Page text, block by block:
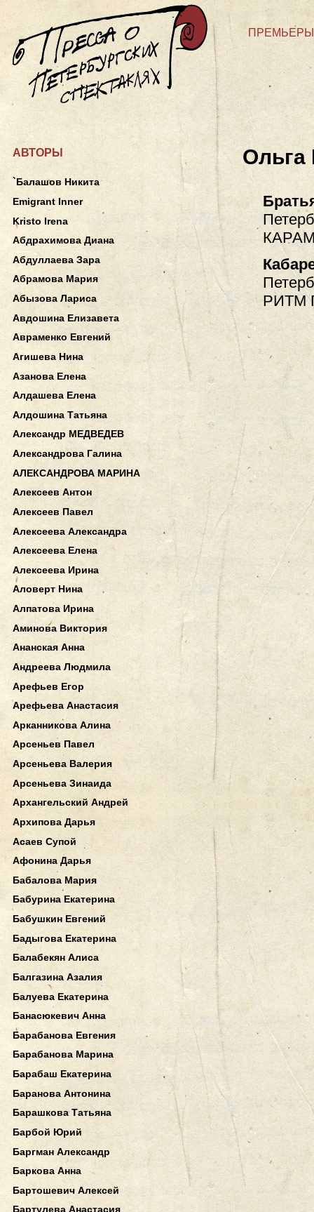
ПРЕМЬЕРЫ
Ольга
РИТМ
АВТОРЫ
`Балашов Никита
Emigrant Inner
Kristo Irena
Абдрахимова Диана
Абдуллаева Зара
Абрамова Мария
Абызова Лариса
Авдошина Елизавета
Авраменко Евгений
Агишева Нина
Азанова Елена
Алдашева Елена
Алдошина Татьяна
Александр МЕДВЕДЕВ
Александрова Галина
АЛЕКСАНДРОВА МАРИНА
Алексеев Антон
Алексеев Павел
Алексеева Александра
Алексеева Елена
Алексеева Ирина
Аловерт Нина
Алпатова Ирина
Аминова Виктория
Ананская Анна
Андреева Людмила
Арефьев Егор
Арефьева Анастасия
Арканникова Алина
Арсеньев Павел
Арсеньева Валерия
Арсеньева Зинаида
Архангельский Андрей
Архипова Дарья
Асаев Супой
Афонина Дарья
Бабалова Мария
Бабурина Екатерина
Бабушкин Евгений
Бадыгова Екатерина
Балабекян Алиса
Балгазина Азалия
Балуева Екатерина
Банасюкевич Анна
Барабанова Евгения
Барабанова Марина
Барабаш Екатерина
Баранова Антонина
Барашкова Татьяна
Барбой Юрий
Баргман Александр
Баркова Анна
Бартошевич Алексей
Бартулева Анастасия